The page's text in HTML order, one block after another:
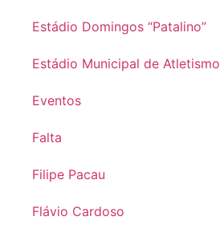
Estádio Domingos “Patalino”
Estádio Municipal de Atletismo
Eventos
Falta
Filipe Pacau
Flávio Cardoso